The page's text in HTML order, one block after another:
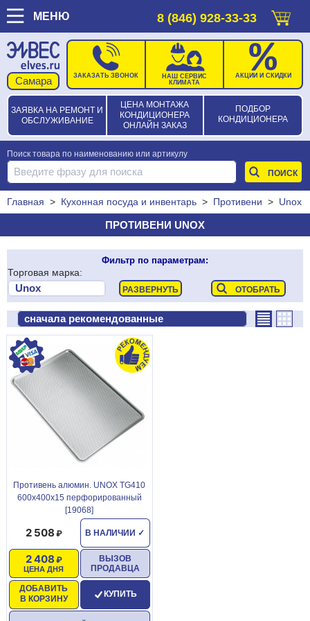
МЕНЮ 8 (846) 928-33-33
ЗАЯВКА НА РЕМОНТ И
ОБСЛУЖИВАНИЕ
ЦЕНА МОНТАЖА
КОНДИЦИОНЕРА
ОНЛАЙН ЗАКАЗ
ПОДБОР
КОНДИЦИОНЕРА
ЗАКАЗАТЬ ЗВОНОК
НАШ СЕРВИС
КЛИМАТА
АКЦИИ И СКИДКИ
Поиск товара по наименованию или артикулу
Главная > Кухонная посуда и инвентарь > Противени > Unox
ПРОТИВЕНИ UNOX
Фильтр по параметрам:
Торговая марка:
Противень алюмин. UNOX TG410
600х400х15 перфорированный
[19068]
В НАЛИЧИИ ✓
2 508
ЦЕНА ДНЯ
2 408
ДОБАВИТЬ
В КОРЗИНУ
ВЫЗОВ
ПРОДАВЦА
КУПИТЬ